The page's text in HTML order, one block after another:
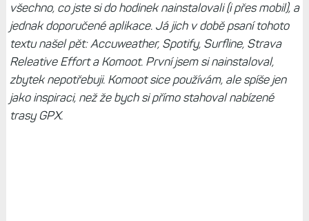
všechno, co jste si do hodinek nainstalovali (i přes mobil), a
jednak doporučené aplikace. Já jich v době psaní tohoto
textu našel pět: Accuweather, Spotify, Surfline, Strava
Releative Effort a Komoot. První jsem si nainstaloval,
zbytek nepotřebuji. Komoot sice používám, ale spíše jen
jako inspiraci, než že bych si přímo stahoval nabízené
trasy GPX.